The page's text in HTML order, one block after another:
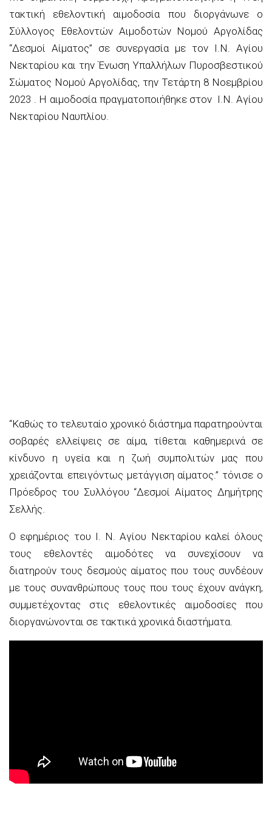
τακτική εθελοντική αιμοδοσία που διοργάνωνε ο
Σύλλογος Εθελοντών Αιμοδοτών Νομού Αργολίδας
“Δεσμοί Αίματος” σε συνεργασία με τον Ι.Ν. Αγίου
Νεκταρίου και την Ένωση Υπαλλήλων Πυροσβεστικού
Σώματος Νομού Αργολίδας, την Τετάρτη 8 Νοεμβρίου
2023 . Η αιμοδοσία πραγματοποιήθηκε στον Ι.Ν. Αγίου
Νεκταρίου Ναυπλίου.
“Καθώς το τελευταίο χρονικό διάστημα παρατηρούνται
σοβαρές ελλείψεις σε αίμα, τίθεται καθημερινά σε
κίνδυνο η υγεία και η ζωή συμπολιτών μας που
χρειάζονται επειγόντως μετάγγιση αίματος.” τόνισε ο
Πρόεδρος του Συλλόγου “Δεσμοί Αίματος Δημήτρης
Σελλής.
Ο εφημέριος του Ι. Ν. Αγίου Νεκταρίου καλεί όλους
τους εθελοντές αιμοδότες να συνεχίσουν να
διατηρούν τους δεσμούς αίματος που τους συνδέουν
με τους συνανθρώπους τους που τους έχουν ανάγκη,
συμμετέχοντας στις εθελοντικές αιμοδοσίες που
διοργανώνονται σε τακτικά χρονικά διαστήματα.